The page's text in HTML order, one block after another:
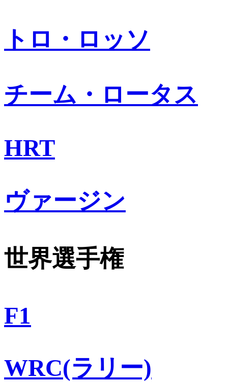
トロ・ロッソ
チーム・ロータス
HRT
ヴァージン
世界選手権
F1
WRC(ラリー)